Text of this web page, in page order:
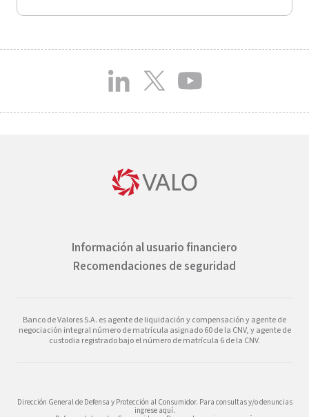
Información al usuario financiero
Recomendaciones de seguridad
Banco de Valores S.A. es agente de liquidación y compensación y agente de
negociación integral número de matrícula asignado 60 de la CNV, y agente de
custodia registrado bajo el número de matrícula 6 de la CNV.
Dirección General de Defensa y Protección al Consumidor. Para consultas y/o denuncias
ingrese aquí.